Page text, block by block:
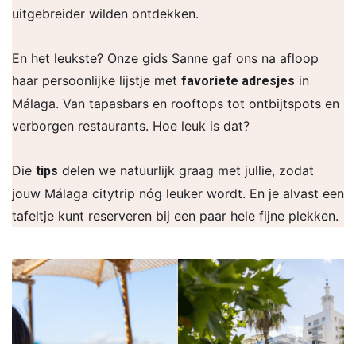
uitgebreider wilden ontdekken.
En het leukste? Onze gids Sanne gaf ons na afloop
haar persoonlijke lijstje met favoriete adresjes in
Málaga. Van tapasbars en rooftops tot ontbijtspots en
verborgen restaurants. Hoe leuk is dat?
Die tips delen we natuurlijk graag met jullie, zodat
jouw Málaga citytrip nóg leuker wordt. En je alvast een
tafeltje kunt reserveren bij een paar hele fijne plekken.